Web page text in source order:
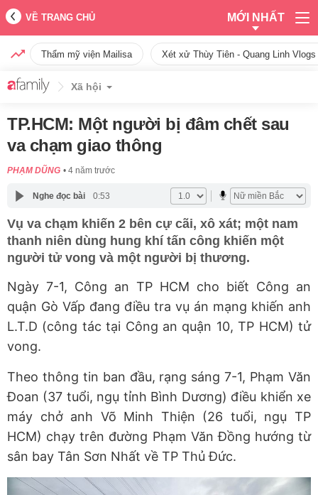
VỀ TRANG CHỦ MỚI NHẤT
Thẩm mỹ viện Mailisa Xét xử Thùy Tiên - Quang Linh
Xã hội
TP.HCM: Một người bị đâm chết sau
va chạm giao thông
PHẠM DŨNG 4 năm trước
Nghe đọc bài 0:53
Vụ va chạm khiến 2 bên cự cãi, xô xát; một nam
thanh niên dùng hung khí tấn công khiến một
người tử vong và một người bị thương.
Ngày 7-1, Công an TP HCM cho biết Công an
quận Gò Vấp đang điều tra vụ án mạng khiến anh
L.T.D (công tác tại Công an quận 10, TP HCM) tử
vong.
Theo thông tin ban đầu, rạng sáng 7-1, Phạm Văn
Đoan (37 tuổi, ngụ tỉnh Bình Dương) điều khiển xe
máy chở anh Võ Minh Thiện (26 tuổi, ngụ TP
HCM) chạy trên đường Phạm Văn Đồng hướng từ
sân bay Tân Sơn Nhất về TP Thủ Đức.